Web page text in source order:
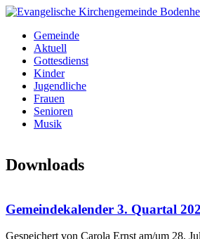
Direkt zum Inhalt
Evangelische
Kirchengemeinde
Bodenheim -
Nackenheim
Kategorien
Gemeinde
Aktuell
Gottesdienst
Kinder
Jugendliche
Frauen
Senioren
Musik
Downloads
Gemeindekalender 3. Quartal
Gespeichert von Carola Ernst am/um 28.